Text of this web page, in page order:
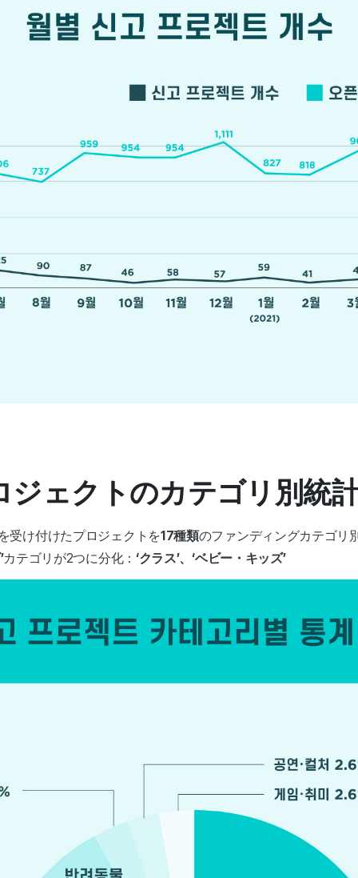
ジェクトのカテゴリ別統
受け付けたプロジェクトを17種類のファンディングカテゴリ
カテゴリが2つに分化： ‘クラス’、‘ベビー・キッズ’